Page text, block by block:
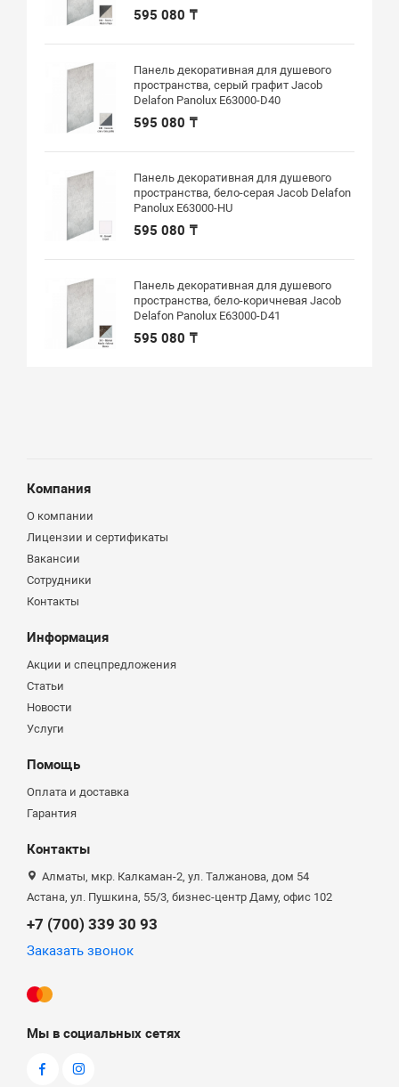
595 080 ₸
Панель декоративная для душевого
пространства, серый графит Jacob
Delafon Panolux E63000-D40
595 080 ₸
Панель декоративная для душевого
пространства, бело-серая Jacob Delafon
Panolux E63000-HU
595 080 ₸
Панель декоративная для душевого
пространства, бело-коричневая Jacob
Delafon Panolux E63000-D41
595 080 ₸
Компания
О компании
Лицензии и сертификаты
Вакансии
Сотрудники
Контакты
Информация
Акции и спецпредложения
Статьи
Новости
Услуги
Помощь
Оплата и доставка
Гарантия
Контакты
Алматы, мкр. Калкаман-2, ул. Талжанова, дом 54
Астана, ул. Пушкина, 55/3, бизнес-центр Даму, офис 102
+7 (700) 339 30 93
Заказать звонок
Мы в социальных сетях